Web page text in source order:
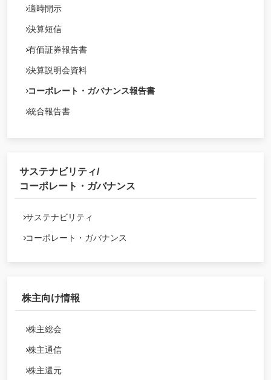
適時開示
決算短信
有価証券報告書
決算説明会資料
コーポレート・ガバナンス報告書
統合報告書
サステナビリティ/
コーポレート・ガバナンス
サステナビリティ
コーポレート・ガバナンス
株主向け情報
株主総会
株主通信
株主還元